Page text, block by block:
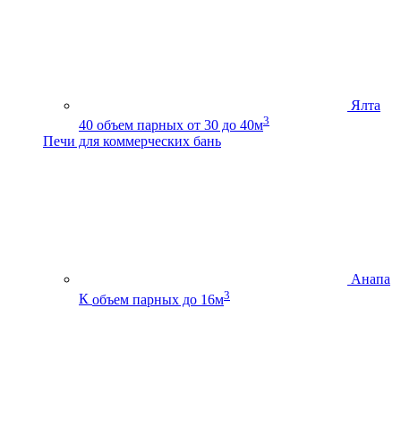
Ялта
40 объем парных от 30 до 40м3
Печи для коммерческих бань
Анапа
К объем парных до 16м3